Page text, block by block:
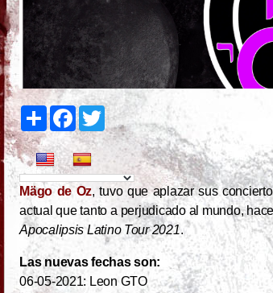
S
h
a
r
e
F
a
c
e
b
o
o
k
T
w
i
e
r
Mägo de Oz, tuvo que aplazar sus
actual que tanto a perjudicado al mundo,
Apocalipsis Latino Tour 2021.
Las nuevas fechas son:
06-05-2021: Leon GTO